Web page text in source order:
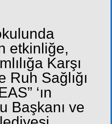
etkinliğe,
Karşı
Ruh Sağlığı
‘ın
Başkanı ve